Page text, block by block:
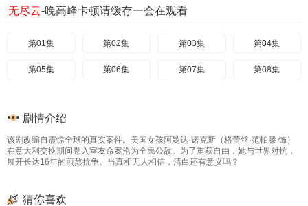
无尽云-晚高峰卡顿请缓存一会在观看
第01集 第02集 第03集 第04集
第05集 第06集 第07集 第08集
剧情介绍
该剧改编自震惊全球的真实案件。美国女孩阿曼达·诺克斯（格蕾丝·范帕滕 饰）
在意大利交换期间卷入室友命案沦为全民公敌。为了重获自由，她与世界对抗，
展开长达16年的煎熬抗争。当真相无人相信，清白还有意义吗？
猜你喜欢